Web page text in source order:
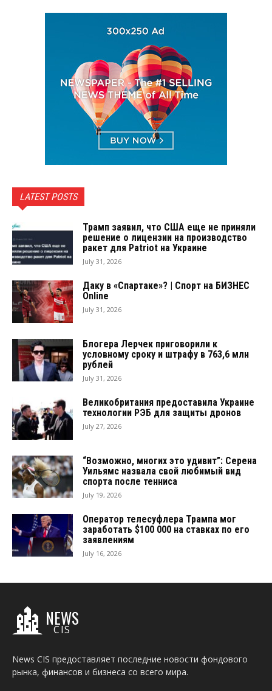
LATEST POSTS
Трамп заявил, что США еще не приняли
решение о лицензии на производство
ракет для Patriot на Украине
July 31, 2026
Даку в «Спартаке»? | Спорт на БИЗНЕС
Online
July 31, 2026
Блогера Лерчек приговорили к
условному сроку и штрафу в 763,6 млн
рублей
July 31, 2026
Великобритания предоставила Украине
технологии РЭБ для защиты дронов
July 27, 2026
“Возможно, многих это удивит”: Серена
Уильямс назвала свой любимый вид
спорта после тенниса
July 19, 2026
Оператор телесуфлера Трампа мог
заработать $100 000 на ставках по его
заявлениям
July 16, 2026
NEWS
CIS
News CIS предоставляет последние новости фондового
рынка, финансов и бизнеса со всего мира.